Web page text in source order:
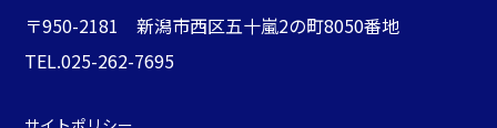
〒950-2181 新潟市西区五十嵐2の町8050番地
TEL.025-262-7695